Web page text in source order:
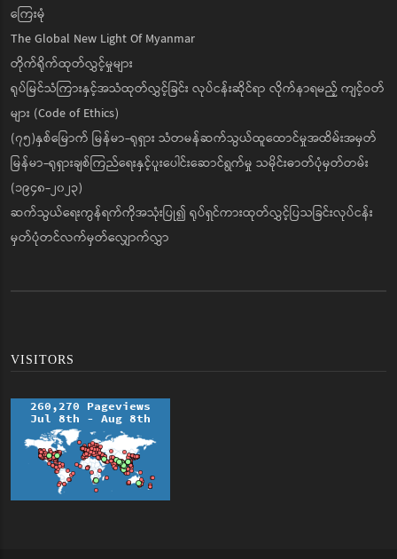
ကြေးမုံ
The Global New Light Of Myanmar
တိုက်ရိုက်ထုတ်လွှင့်မှုများ
ရုပ်မြင်သံကြားနှင့်အသံထုတ်လွှင့်ခြင်း လုပ်ငန်းဆိုင်ရာ လိုက်နာရမည့် ကျင့်ဝတ်
များ (Code of Ethics)
(၇၅)နှစ်မြောက် မြန်မာ-ရုရှား သံတမန်ဆက်သွယ်ထူထောင်မှုအထိမ်းအမှတ်
မြန်မာ-ရုရှားချစ်ကြည်ရေးနှင့်ပူးပေါင်းဆောင်ရွက်မှု သမိုင်းဓာတ်ပုံမှတ်တမ်း
(၁၉၄၈-၂၀၂၃)
ဆက်သွယ်ရေးကွန်ရက်ကိုအသုံးပြု၍ ရုပ်ရှင်ကားထုတ်လွှင့်ပြသခြင်းလုပ်ငန်း
မှတ်ပုံတင်လက်မှတ်လျှောက်လွှာ
VISITORS